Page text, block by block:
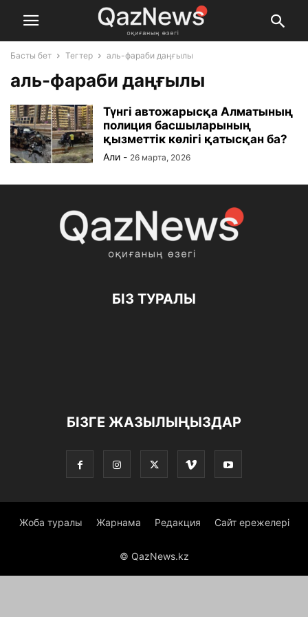
Басты бет Тегтер аль-фараби даңғылы
аль-фараби даңғылы
Түнгі автожарысқа Алматының
полиция басшыларының
қызметтік көлігі қатысқан ба?
Али - 26 марта, 2026
БІЗ ТУРАЛЫ
БІЗГЕ ЖАЗЫЛЫҢЫЗДАР
Жоба туралы Жарнама Редакция Сайт ережелері
© QazNews.kz